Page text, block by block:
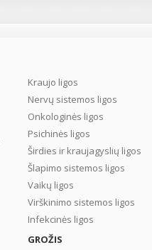
Kraujo ligos
Nervų sistemos ligos
Onkologinės ligos
Psichinės ligos
Širdies ir kraujagyslių ligos
Šlapimo sistemos ligos
Vaikų ligos
Virškinimo sistemos ligos
Infekcinės ligos
GROŽIS